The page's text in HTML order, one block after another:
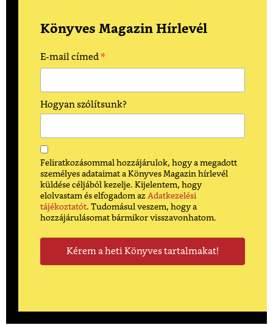
Könyves Magazin Hírlevél
E-mail címed *
Hogyan szólítsunk?
Feliratkozásommal hozzájárulok, hogy a megadott
személyes adataimat a Könyves Magazin hírlevél
küldése céljából kezelje. Kijelentem, hogy
elolvastam és elfogadom az Adatkezelési
tájékoztatót. Tudomásul veszem, hogy a
hozzájárulásomat bármikor visszavonhatom.